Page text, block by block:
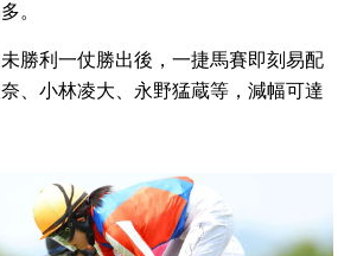
。
勝利一仗勝出後，一捷馬賽即刻易配
、小林凌大、永野猛蔵等，減幅可達